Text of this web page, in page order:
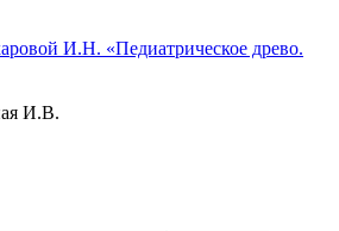
И.Н. «Педиатрическое древо.
И.В.